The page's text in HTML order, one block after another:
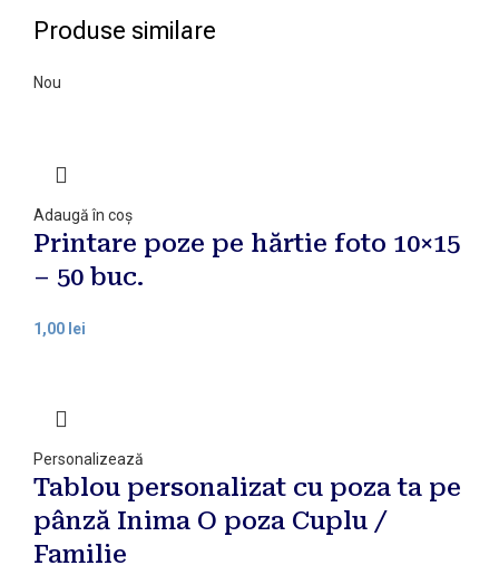
Produse similare
Nou
Adaugă în coș
Printare poze pe hărtie foto 10×15
– 50 buc.
1,00 lei
Personalizează
Tablou personalizat cu poza ta pe
pânză Inima O poza Cuplu /
Familie